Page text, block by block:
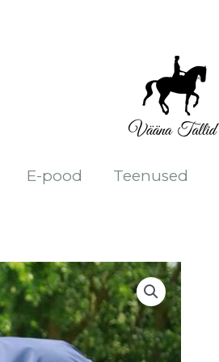
E-pood Teenused